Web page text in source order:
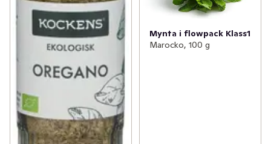
Mynta i flowpack Klass1
Marocko, 100 g